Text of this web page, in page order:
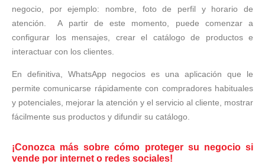
negocio, por ejemplo: nombre, foto de perfil y horario de
atención. A partir de este momento, puede comenzar a
configurar los mensajes, crear el catálogo de productos e
interactuar con los clientes.
En definitiva, WhatsApp negocios es una aplicación que le
permite comunicarse rápidamente con compradores habituales
y potenciales, mejorar la atención y el servicio al cliente, mostrar
fácilmente sus productos y difundir su catálogo.
¡Conozca más sobre cómo proteger su negocio si
vende por internet o redes sociales!